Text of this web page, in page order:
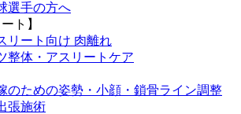
選手の方へ
ト】
リート向け 肉離れ
整体・アスリートケア
のための姿勢・小顔・鎖骨ライン調整
張施術